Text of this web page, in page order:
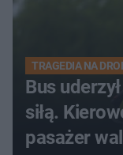
TRAGEDIA NA
Bus
siłą.
pasażer